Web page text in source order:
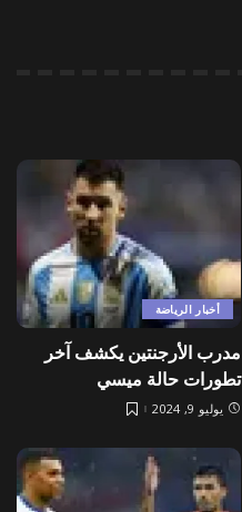
أخبار الرياضة
مدرب الأرجنتين يكشف آخر
تطورات حالة ميسي
يوليو 9, 2024